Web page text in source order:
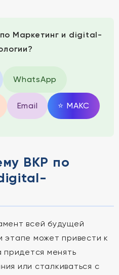
Маркетинг и digital-
WhatsApp
Email ⭐ MAКС
ВКР по
всей будущей
может привести к
придется менять
или сталкиваться с